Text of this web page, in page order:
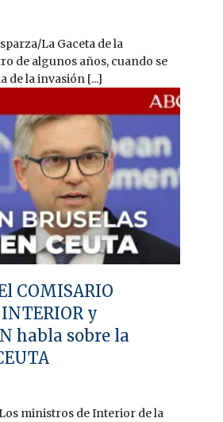
La Gaceta de la
de algunos años, cuando se
de la invasión [...]
COMISARIO
y
habla sobre la
ministros de Interior de la